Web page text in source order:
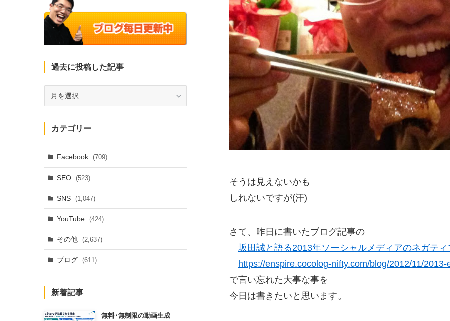
そうは見えないかも
しれないですが(汗)
さて、昨日に書いたブログ記事の
坂田誠と語る2013年ソーシャルメディアのネガティ
https://enspire.cocolog-nifty.com/blog/2012/11/2013-
で言い忘れた大事な事を
今日は書きたいと思います。
過去に投稿した記事
投
稿
た
記
事
カテゴリー
Facebook (709)
SEO (523)
SNS (1,047)
YouTube (424)
その他 (2,637)
ブログ (611)
新着記事
無料･無制限の動画生成